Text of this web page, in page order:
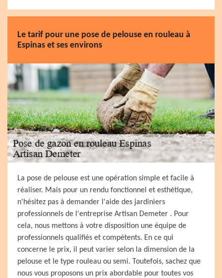
Le tarif pour une pose de pelouse en rouleau à
Espinas et ses environs
La pose de pelouse est une opération simple et facile à
réaliser. Mais pour un rendu fonctionnel et esthétique,
n'hésitez pas à demander l'aide des jardiniers
professionnels de l'entreprise Artisan Demeter . Pour
cela, nous mettons à votre disposition une équipe de
professionnels qualifiés et compétents. En ce qui
concerne le prix, il peut varier selon la dimension de la
pelouse et le type rouleau ou semi. Toutefois, sachez que
nous vous proposons un prix abordable pour toutes vos